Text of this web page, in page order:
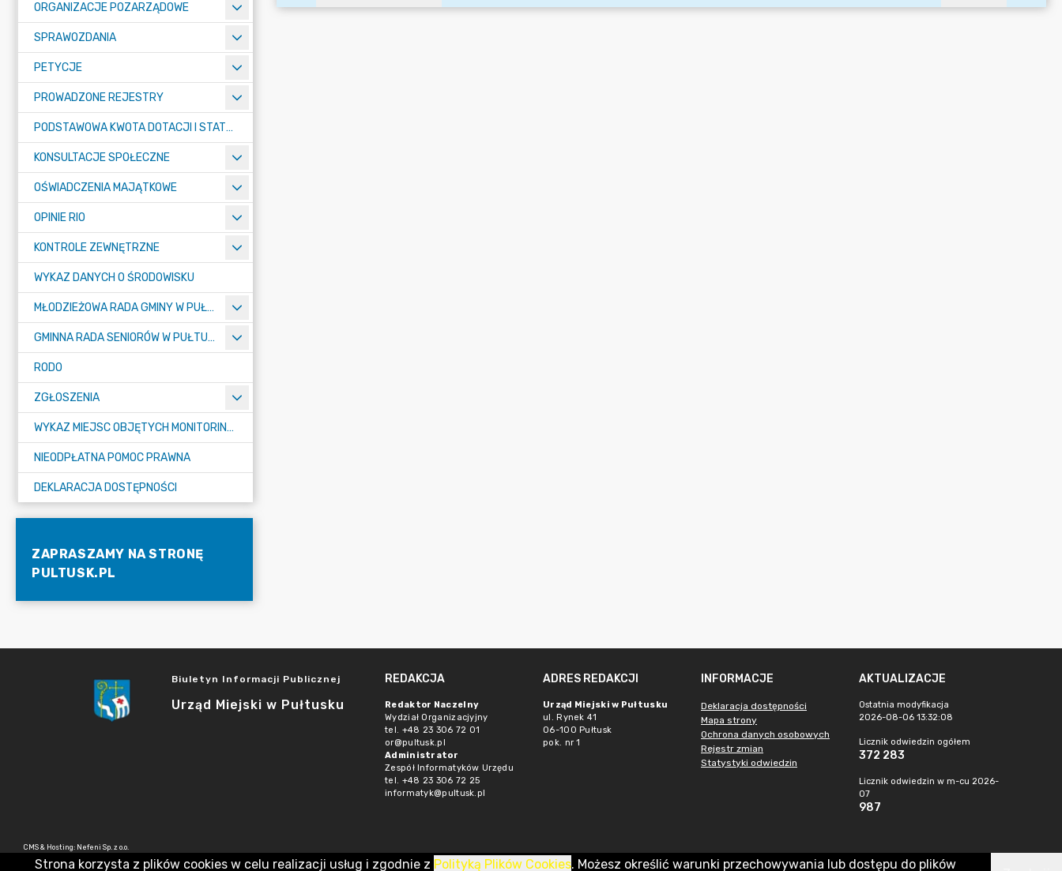
ORGANIZACJE POZARZĄDOWE
SPRAWOZDANIA
PETYCJE
PROWADZONE REJESTRY
PODSTAWOWA KWOTA DOTACJI I STATYSTYCZNA LICZBA UCZNIÓW
KONSULTACJE SPOŁECZNE
OŚWIADCZENIA MAJĄTKOWE
OPINIE RIO
KONTROLE ZEWNĘTRZNE
WYKAZ DANYCH O ŚRODOWISKU
MŁODZIEŻOWA RADA GMINY W PUŁTUSKU
GMINNA RADA SENIORÓW W PUŁTUSKU
RODO
ZGŁOSZENIA
WYKAZ MIEJSC OBJĘTYCH MONITORINGIEM
NIEODPŁATNA POMOC PRAWNA
DEKLARACJA DOSTĘPNOŚCI
ZAPRASZAMY NA STRONĘ
PULTUSK.PL
Biuletyn Informacji Publicznej
Urząd Miejski w Pułtusku
REDAKCJA
Redaktor Naczelny
Wydział Organizacjyjny
tel. +48 23 306 72 01
or@pultusk.pl
Administrator
Zespół Informatyków Urzędu
tel. +48 23 306 72 25
informatyk@pultusk.pl
ADRES REDAKCJI
Urząd Miejski w Pułtusku
ul. Rynek 41
06-100 Pułtusk
pok. nr 1
INFORMACJE
Deklaracja dostępności
Mapa strony
Ochrona danych osobowych
Rejestr zmian
Statystyki odwiedzin
AKTUALIZACJE
Ostatnia modyfikacja
2026-08-06 13:32:08
Licznik odwiedzin ogółem
372 283
Licznik odwiedzin w m-cu 2026-
07
987
CMS & Hosting: Nefeni Sp. z o.o.
Strona korzysta z plików cookies w celu realizacji usług i zgodnie z Polityką Plików Cookies. Możesz określić warunki przechowywania lub dostępu do plików